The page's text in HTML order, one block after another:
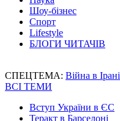
Шоу-бізнес
Спорт
Lifestyle
БЛОГИ ЧИТАЧІВ
СПЕЦТЕМА: Війна в Ірані
ВСІ ТЕМИ
Вступ України в ЄС
Теракт в Барселоні